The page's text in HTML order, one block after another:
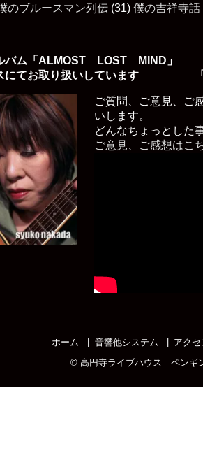
のブルースマン列伝 (31) 僕の吉祥寺話
バム「ALMOST LOST MIND」
スにてお取り扱いしています 「
ご質問、ご意見、ご
いします。
どんなちょっとした
ご意見、ご感想はこ
ホーム 音響他システム
アクセ
© 高円寺ライブハウス ペンギ